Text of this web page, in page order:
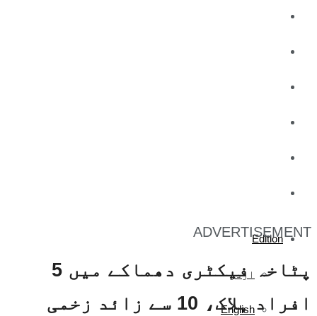
Edition
اردو
English
ADVERTISEMENT
پٹاخہ فیکٹری دھماکے میں 5
افراد ہلاک، 10 سے زائد زخمی